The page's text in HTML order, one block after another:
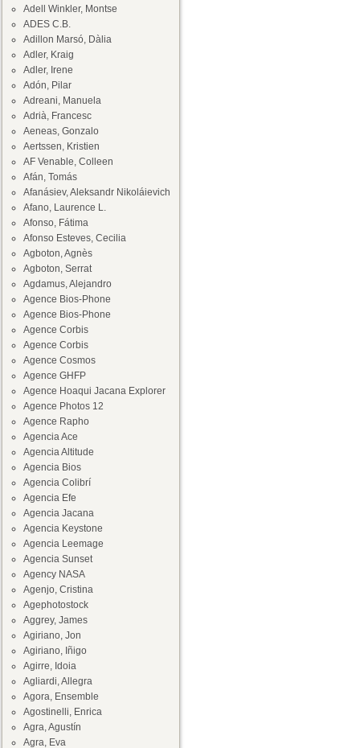
Adell Winkler, Montse
ADES C.B.
Adillon Marsó, Dàlia
Adler, Kraig
Adler, Irene
Adón, Pilar
Adreani, Manuela
Adrià, Francesc
Aeneas, Gonzalo
Aertssen, Kristien
AF Venable, Colleen
Afán, Tomás
Afanásiev, Aleksandr Nikoláievich
Afano, Laurence L.
Afonso, Fátima
Afonso Esteves, Cecilia
Agboton, Agnès
Agboton, Serrat
Agdamus, Alejandro
Agence Bios-Phone
Agence Bios-Phone
Agence Corbis
Agence Corbis
Agence Cosmos
Agence GHFP
Agence Hoaqui Jacana Explorer
Agence Photos 12
Agence Rapho
Agencia Ace
Agencia Altitude
Agencia Bios
Agencia Colibrí
Agencia Efe
Agencia Jacana
Agencia Keystone
Agencia Leemage
Agencia Sunset
Agency NASA
Agenjo, Cristina
Agephotostock
Aggrey, James
Agiriano, Jon
Agiriano, Iñigo
Agirre, Idoia
Agliardi, Allegra
Agora, Ensemble
Agostinelli, Enrica
Agra, Agustín
Agra, Eva